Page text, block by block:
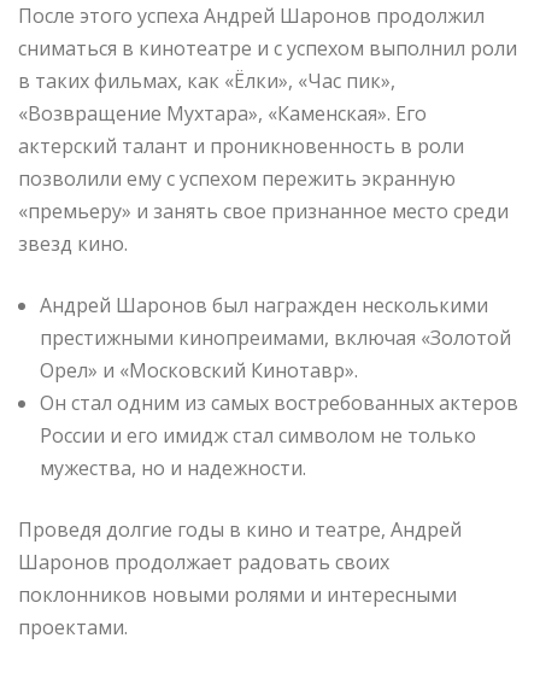
После этого успеха Андрей Шаронов продолжил
сниматься в кинотеатре и с успехом выполнил роли
в таких фильмах, как «Ёлки», «Час пик»,
«Возвращение Мухтара», «Каменская». Его
актерский талант и проникновенность в роли
позволили ему с успехом пережить экранную
«премьеру» и занять свое признанное место среди
звезд кино.
Андрей Шаронов был награжден несколькими
престижными кинопреимами, включая «Золотой
Орел» и «Московский Кинотавр».
Он стал одним из самых востребованных актеров
России и его имидж стал символом не только
мужества, но и надежности.
Проведя долгие годы в кино и театре, Андрей
Шаронов продолжает радовать своих
поклонников новыми ролями и интересными
проектами.